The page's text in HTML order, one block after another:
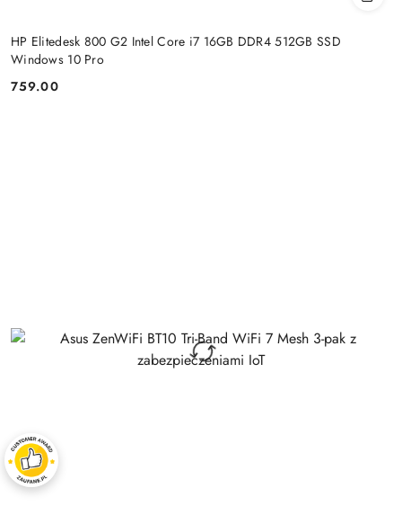
HP Elitedesk 800 G2 Intel Core i7 16GB DDR4 512GB SSD
Windows 10 Pro
Cena:
759.00